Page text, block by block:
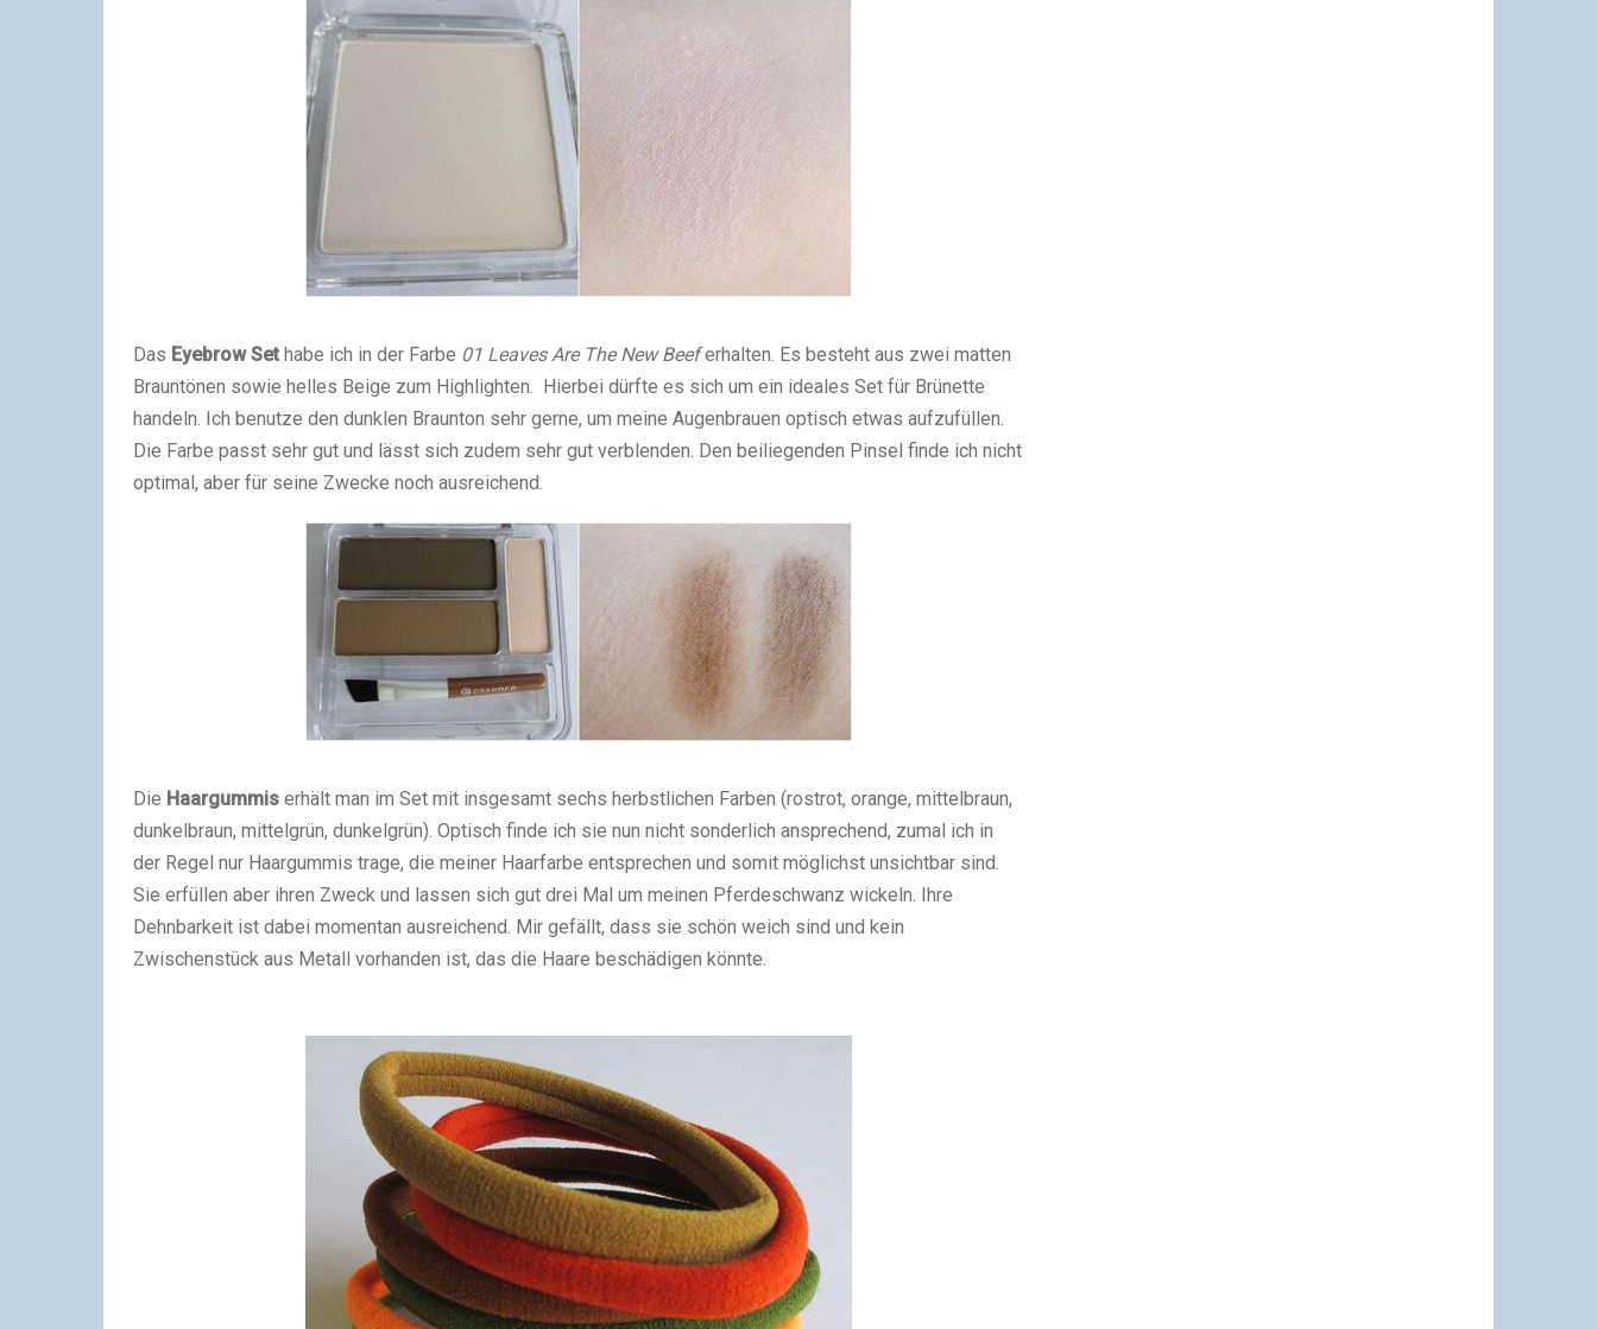
Das Eyebrow Set habe ich in der Farbe 01 Leaves Are The New Beeferhalten. Es besteht aus zwei matten
Brauntönen sowie helles Beige zum Highlighten. Hierbei dürfte es sich um ein ideales Set für Brünette
handeln. Ich benutze den dunklen Braunton sehr gerne, um meine Augenbrauen optisch etwas aufzufüllen.
Die Farbe passt sehr gut und lässt sich zudem sehr gut verblenden. Den beiliegenden Pinsel finde ich nicht
optimal, aber für seine Zwecke noch ausreichend.
Die Haargummis erhält man im Set mit insgesamt sechs herbstlichen Farben (rostrot, orange, mittelbraun,
dunkelbraun, mittelgrün, dunkelgrün). Optisch finde ich sie nun nicht sonderlich ansprechend, zumal ich in
der Regel nur Haargummis trage, die meiner Haarfarbe entsprechen und somit möglichst unsichtbar sind.
Sie erfüllen aber ihren Zweck und lassen sich gut drei Mal um meinen Pferdeschwanz wickeln. Ihre
Dehnbarkeit ist dabei momentan ausreichend. Mir gefällt, dass sie schön weich sind und kein
Zwischenstück aus Metall vorhanden ist, das die Haare beschädigen könnte.